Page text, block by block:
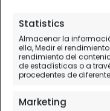
Statistics
Almacenar la
ella, Medir el
rendimiento del
de estadísticas o a
procedentes de
Marketing